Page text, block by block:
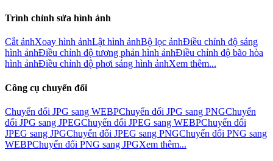
Trình chỉnh sửa hình ảnh
Cắt ảnhXoay hình ảnhLật hình ảnhBộ lọc ảnhĐiều chỉnh độ sáng
hình ảnhĐiều chỉnh độ tương phản hình ảnhĐiều chỉnh độ bão hòa
hình ảnhĐiều chỉnh độ phơi sáng hình ảnhXem thêm...
Công cụ chuyển đổi
Chuyển đổi JPG sang WEBPChuyển đổi JPG sang PNGChuyển
đổi JPG sang JPEGChuyển đổi JPEG sang WEBPChuyển đổi
JPEG sang JPGChuyển đổi JPEG sang PNGChuyển đổi PNG sang
WEBPChuyển đổi PNG sang JPGXem thêm...